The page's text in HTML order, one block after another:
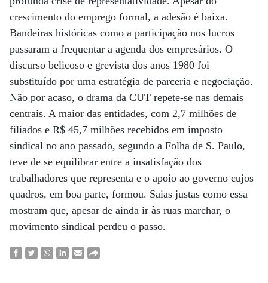
crescimento do emprego formal, a adesão é baixa.
Bandeiras históricas como a participação nos lucros
passaram a frequentar a agenda dos empresários. O
discurso belicoso e grevista dos anos 1980 foi
substituído por uma estratégia de parceria e negociação.
Não por acaso, o drama da CUT repete-se nas demais
centrais. A maior das entidades, com 2,7 milhões de
filiados e R$ 45,7 milhões recebidos em imposto
sindical no ano passado, segundo a Folha de S. Paulo,
teve de se equilibrar entre a insatisfação dos
trabalhadores que representa e o apoio ao governo cujos
quadros, em boa parte, formou. Saias justas como essa
mostram que, apesar de ainda ir às ruas marchar, o
movimento sindical perdeu o passo.